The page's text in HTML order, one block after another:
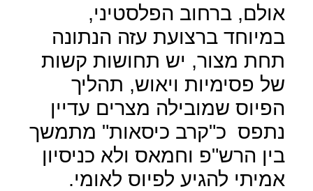
אולם, ברחוב הפלסטיני,
במיוחד ברצועת עזה הנתונה
תחת מצור, יש תחושות קשות
של פסימיות ויאוש, תהליך
הפיוס שמובילה מצרים עדיין
נתפס כ"קרב כיסאות" מתמשך
בין הרש"פ וחמאס ולא כניסיון
אמיתי להגיע לפיוס לאומי.